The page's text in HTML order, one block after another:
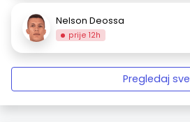
Nelson Deossa
prije 12h
Pregledaj sve